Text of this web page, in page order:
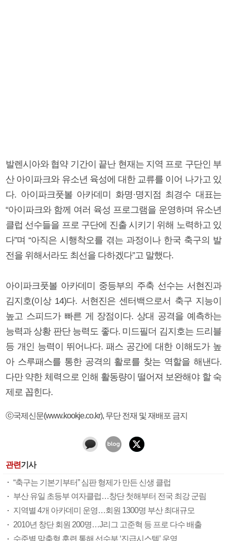
발렌시아와 협약 기간이 끝난 현재는 지역 프로 구단인 부
산 아이파크와 유소년 육성에 대한 교류를 이어 나가고 있
다. 아이파크풋볼 아카데미 화명·명지점 최경수 대표는
“아이파크와 함께 여러 육성 프로그램을 운영하며 유소년
클럽 선수들을 프로 구단에 진출 시키기 위해 노력하고 있
다”며 “아직은 시행착오를 겪는 과정이나 한국 축구의 발
전을 위해서라도 최선을 다하겠다”고 말했다.
아이파크풋볼 아카데미 중등부의 주축 선수는 서현진과
김지호(이상 14)다. 서현진은 센터백으로서 축구 지능이
높고 스피드가 빠른 게 장점이다. 상대 공격을 예측하는
능력과 상황 판단 능력도 좋다. 미드필더 김지호는 드리블
등 개인 능력이 뛰어나다. 패스 공간에 대한 이해도가 높
아 스루패스를 통한 공격의 활로를 찾는 역할을 해낸다.
다만 약한 체력으로 인해 활동량이 떨어져 보완해야 할 숙
제로 꼽힌다.
ⓒ국제신문(www.kookje.co.kr), 무단 전재 및 재배포 금지
관련기사
“축구는 기본기부터” 심판 형제가 만든 신생 클럽
부산 유일 초등부 여자클럽…창단 첫해부터 전국 최강 군림
지역별 4개 아카데미 운영…회원 1300명 부산 최대규모
2010년 창단 회원 200명…J리그 고준혁 등 프로 다수 배출
수준별 맞춤형 훈련 통해 선수부 ‘진급시스템’ 운영